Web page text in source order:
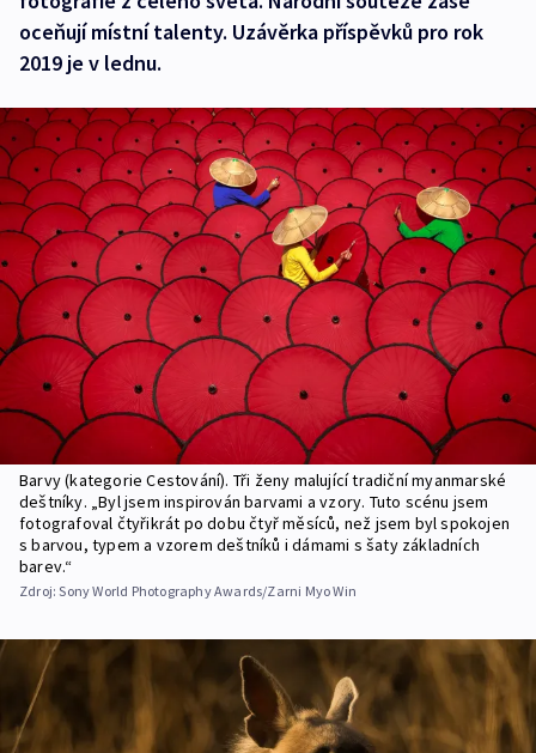
oceňují místní talenty. Uzávěrka příspěvků pro rok
2019 je v lednu.
Barvy (kategorie Cestování). Tři ženy malující tradiční myanmarské
deštníky. „Byl jsem inspirován barvami a vzory. Tuto scénu jsem
fotografoval čtyřikrát po dobu čtyř měsíců, než jsem byl spokojen
s barvou, typem a vzorem deštníků i dámami s šaty základních
barev.“
Zdroj:Sony World Photography Awards/Zarni Myo Win